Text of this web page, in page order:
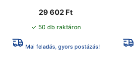
29 602 Ft
✓ 50 db raktáron
Mai feladás, gyors postázás!